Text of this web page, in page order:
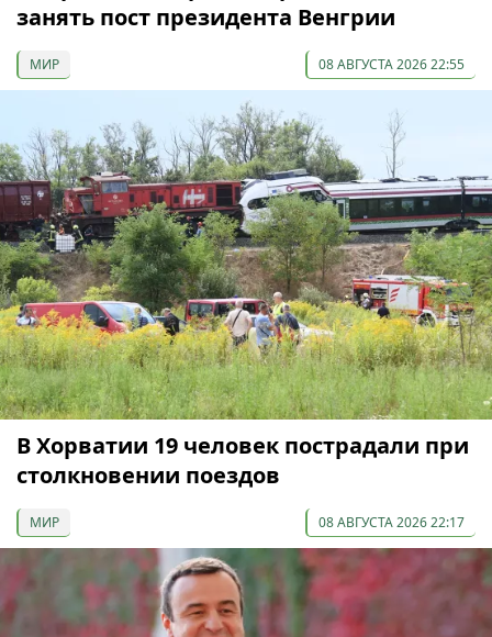
занять пост президента Венгрии
МИР 08 АВГУСТА 2026 22:55
В Хорватии 19 человек пострадали при
столкновении поездов
МИР 08 АВГУСТА 2026 22:17